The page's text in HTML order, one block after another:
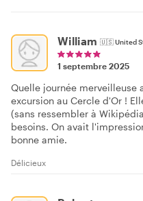
William 🇺🇸United
1 septembre 2025
Quelle journée merveilleuse
excursion au Cercle d'Or !
(sans ressembler à
besoins. On avait
bonne amie.
Délicieux